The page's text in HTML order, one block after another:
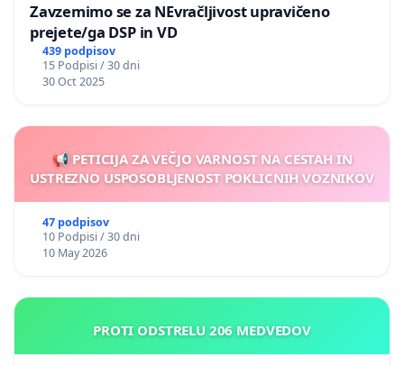
Zavzemimo se za NEvračljivost upravičeno
prejete/ga DSP in VD
439 podpisov
15 Podpisi / 30 dni
30 Oct 2025
📢 PETICIJA ZA VEČJO VARNOST NA CESTAH IN
USTREZNO USPOSOBLJENOST POKLICNIH VOZNIKOV
47 podpisov
10 Podpisi / 30 dni
10 May 2026
PROTI ODSTRELU 206 MEDVEDOV